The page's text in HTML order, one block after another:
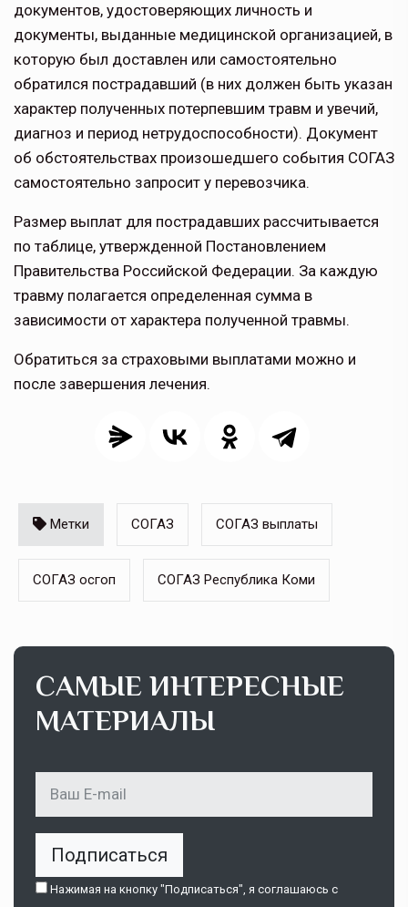
документов, удостоверяющих личность и
документы, выданные медицинской организацией, в
которую был доставлен или самостоятельно
обратился пострадавший (в них должен быть указан
характер полученных потерпевшим травм и увечий,
диагноз и период нетрудоспособности). Документ
об обстоятельствах произошедшего события СОГАЗ
самостоятельно запросит у перевозчика.
Размер выплат для пострадавших рассчитывается
по таблице, утвержденной Постановлением
Правительства Российской Федерации. За каждую
травму полагается определенная сумма в
зависимости от характера полученной травмы.
Обратиться за страховыми выплатами можно и
после завершения лечения.
Метки СОГАЗ СОГАЗ выплаты
СОГАЗ осгоп СОГАЗ Республика Коми
САМЫЕ ИНТЕРЕСНЫЕ
МАТЕРИАЛЫ
Подписаться
Нажимая на кнопку "Подписаться", я соглашаюсь c